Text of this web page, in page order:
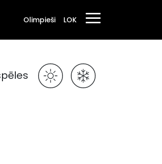
Olimpieši LOK